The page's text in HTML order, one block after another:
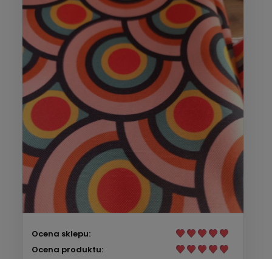
Ocena sklepu:
Ocena produktu: